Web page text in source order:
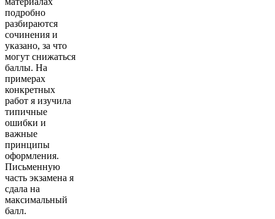
подробно
разбираются
сочинения и
указано, за что
могут снижаться
баллы. На
примерах
конкретных
работ я изучила
типичные
ошибки и
важные
принципы
оформления.
Письменную
часть экзамена я
сдала на
максимальный
балл.